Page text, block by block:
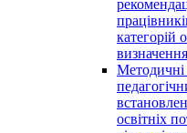
категорій
Методичні
освітніх